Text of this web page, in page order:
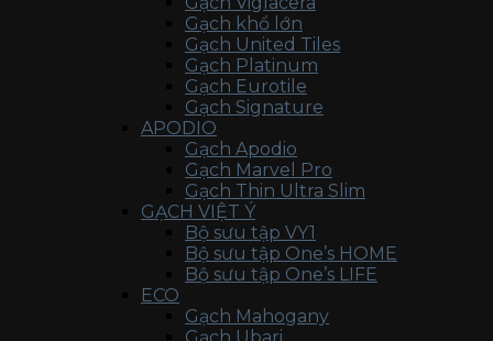
Gạch khổ lớn
Gạch United Tiles
Gạch Platinum
Gạch Eurotile
Gạch Signature
APODIO
Gạch Apodio
Gạch Marvel Pro
Gạch Thin Ultra Slim
GẠCH VIỆT Ý
Bộ sưu tập VY1
Bộ sưu tập One’s HOME
Bộ sưu tập One’s LIFE
ECO
Gạch Mahogany